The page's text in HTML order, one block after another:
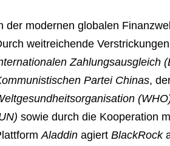
der modernen globalen
weitreichende
Zahlungsausgleich
Partei Chinas,
sowie durch die Kooperation
Aladdinagiert BlackRock